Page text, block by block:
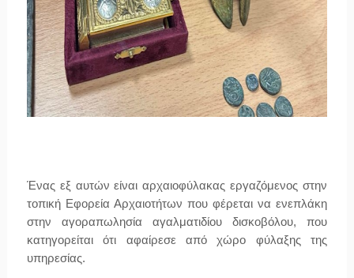
Ένας εξ αυτών είναιαρχαιοφύλακας εργαζόμενος στην
τοπική Εφορεία Αρχαιοτήτων που φέρεται να ενεπλάκη
στην αγοραπωλησία αγαλματιδίου δισκοβόλου, που
κατηγορείται ότι αφαίρεσε από χώρο φύλαξης της
υπηρεσίας.